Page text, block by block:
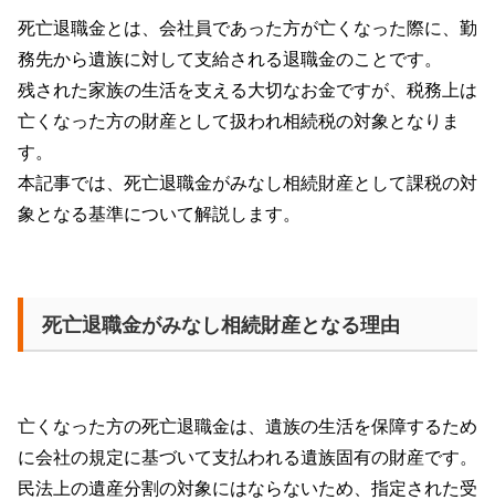
死亡退職金とは、会社員であった方が亡くなった際に、勤
務先から遺族に対して支給される退職金のことです。
残された家族の生活を支える大切なお金ですが、税務上は
亡くなった方の財産として扱われ相続税の対象となりま
す。
本記事では、死亡退職金がみなし相続財産として課税の対
象となる基準について解説します。
死亡退職金がみなし相続財産となる理由
亡くなった方の死亡退職金は、遺族の生活を保障するため
に会社の規定に基づいて支払われる遺族固有の財産です。
民法上の遺産分割の対象にはならないため、指定された受